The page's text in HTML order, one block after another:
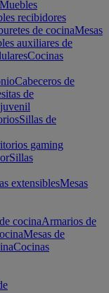
Muebles
recibidores
de cocinaMesas
auxiliares de
Cocinas
Cabeceros de
de
Sillas de
gaming
Sillas
extensiblesMesas
cocinaArmarios de
Mesas de
Cocinas